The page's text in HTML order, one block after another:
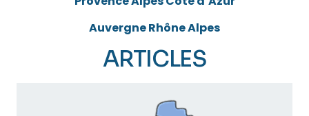
Auvergne Rhône Alpes
ARTICLES